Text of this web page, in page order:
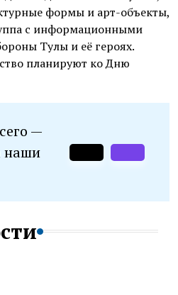
формы и арт-объекты,
с информационными
Тулы и её героях.
планируют ко Дню
—
наши